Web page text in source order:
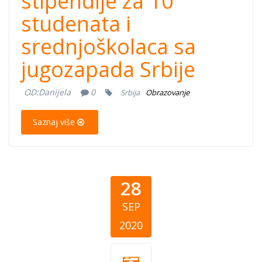
studenata i
srednjoškolaca sa
jugozapada Srbije
OD:Danijela 0 Srbija Obrazovanje
Saznaj više
28
SEP
2020